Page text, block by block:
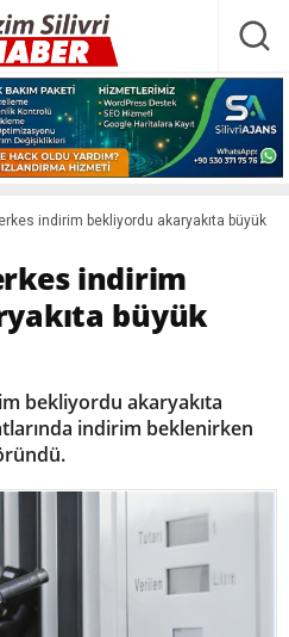
indirim bekliyordu akaryakıta büyük
indirim
büyük
bekliyordu akaryakıta
indirim beklenirken